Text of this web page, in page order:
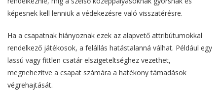
képesnek kell lenniük a védekezésre való visszatérésre.
Ha a csapatnak hiányoznak ezek az alapvető attribútumokkal
rendelkező játékosok, a felállás hatástalanná válhat. Például egy
lassú vagy fittlen csatár elszigeteltséghez vezethet,
megnehezítve a csapat számára a hatékony támadások
végrehajtását.